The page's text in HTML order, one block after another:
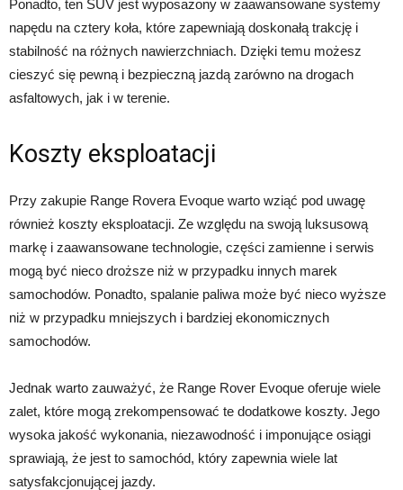
Ponadto, ten SUV jest wyposażony w zaawansowane systemy
napędu na cztery koła, które zapewniają doskonałą trakcję i
stabilność na różnych nawierzchniach. Dzięki temu możesz
cieszyć się pewną i bezpieczną jazdą zarówno na drogach
asfaltowych, jak i w terenie.
Koszty eksploatacji
Przy zakupie Range Rovera Evoque warto wziąć pod uwagę
również koszty eksploatacji. Ze względu na swoją luksusową
markę i zaawansowane technologie, części zamienne i serwis
mogą być nieco droższe niż w przypadku innych marek
samochodów. Ponadto, spalanie paliwa może być nieco wyższe
niż w przypadku mniejszych i bardziej ekonomicznych
samochodów.
Jednak warto zauważyć, że Range Rover Evoque oferuje wiele
zalet, które mogą zrekompensować te dodatkowe koszty. Jego
wysoka jakość wykonania, niezawodność i imponujące osiągi
sprawiają, że jest to samochód, który zapewnia wiele lat
satysfakcjonującej jazdy.